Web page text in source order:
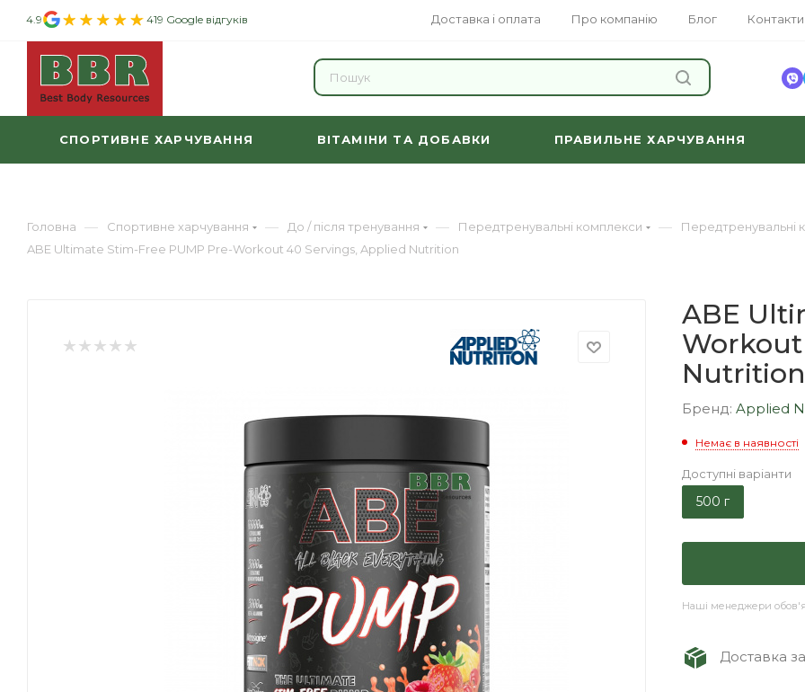
Доставка і оплата Про компанію Блог Контакти
4.9 419 Google відгуків
СПОРТИВНЕ ХАРЧУВАННЯ ВІТАМІНИ ТА ДОБАВКИ ПРАВИЛЬНЕ ХАРЧУВАННЯ
Головна — Спортивне харчування — До / після тренування — Передтренувальні комплекси — Передтренувальні
ABE Ultimate Stim-Free PUMP Pre-Workout 40 Servings, Applied Nutrition
ABE
Nutrition
Бренд: Applied
Немає в наявності
Доступні варіанти
500 г
Наші менеджери
Доставка